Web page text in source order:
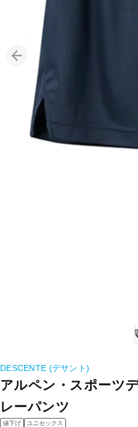
DESCENTE (デサント)
アルペン・スポーツ
レーパンツ
値下げ ユニセックス